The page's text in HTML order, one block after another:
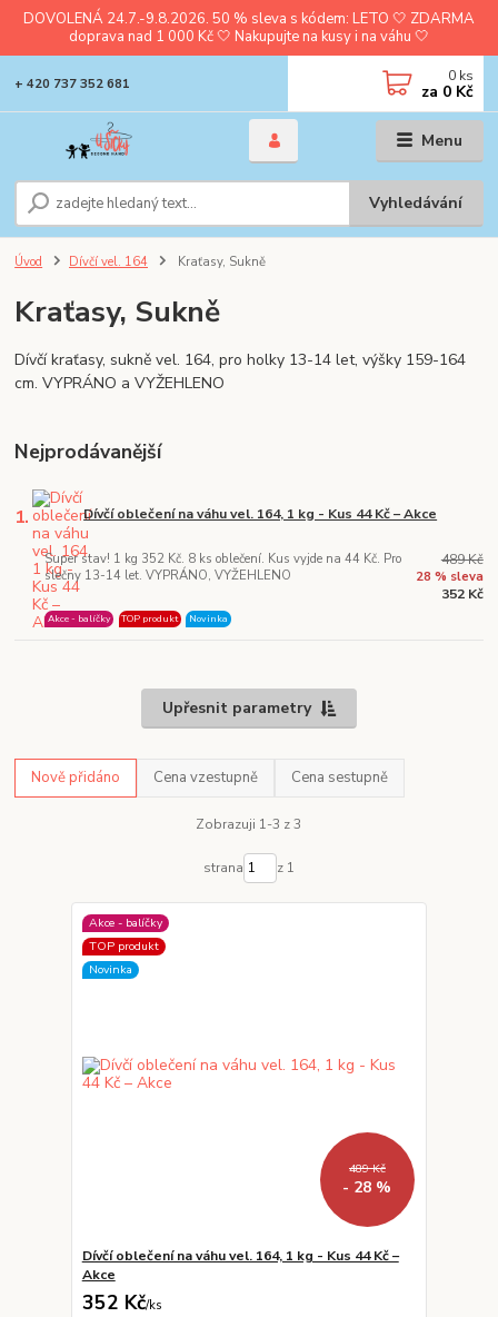
DOVOLENÁ 24.7.-9.8.2026. 50 % sleva s kódem: LETO 🤍 ZDARMA
doprava nad 1 000 Kč 🤍 Nakupujte na kusy i na váhu 🤍
Menu
Vyhledávání
+ 420 737 352 681 0 ks
za 0 Kč
Úvod Dívčí vel. 164 Kraťasy, Sukně
Kraťasy, Sukně
Dívčí kraťasy, sukně vel. 164, pro holky 13-14 let, výšky 159-164
cm. VYPRÁNO a VYŽEHLENO
Nejprodávanější
1. Dívčí oblečení na váhu vel. 164, 1 kg - Kus 44 Kč – Akce
Super stav! 1 kg 352 Kč. 8 ks oblečení. Kus vyjde na 44 Kč. Pro
slečny 13-14 let. VYPRÁNO, VYŽEHLENO
Akce - balíčky TOP produkt Novinka
489 Kč
28 % sleva
352 Kč
Upřesnit parametry
Nově přidáno Cena vzestupně Cena sestupně
Zobrazuji 1-3 z 3
strana z 1
Akce - balíčky
TOP produkt
Novinka
489 Kč
- 28 %
Dívčí oblečení na váhu vel. 164, 1 kg - Kus 44 Kč –
Akce
352 Kč/ks